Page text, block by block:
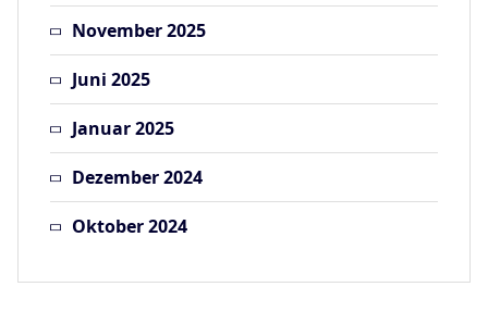
November 2025
Juni 2025
Januar 2025
Dezember 2024
Oktober 2024